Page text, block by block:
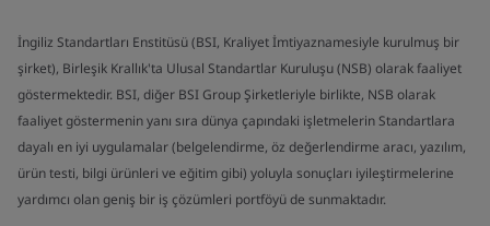
İngiliz Standartları Enstitüsü (BSI, Kraliyet İmtiyaznamesiyle kurulmuş bir
şirket), Birleşik Krallık'ta Ulusal Standartlar Kuruluşu (NSB) olarak faaliyet
göstermektedir. BSI, diğer BSI Group Şirketleriyle birlikte, NSB olarak
faaliyet göstermenin yanı sıra dünya çapındaki işletmelerin Standartlara
dayalı en iyi uygulamalar (belgelendirme, öz değerlendirme aracı, yazılım,
ürün testi, bilgi ürünleri ve eğitim gibi) yoluyla sonuçları iyileştirmelerine
yardımcı olan geniş bir iş çözümleri portföyü de sunmaktadır.